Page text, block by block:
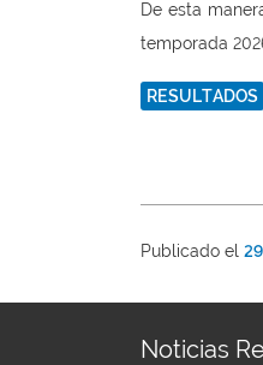
De esta
temporada
RESULTADOS
Publicado el
Noticias